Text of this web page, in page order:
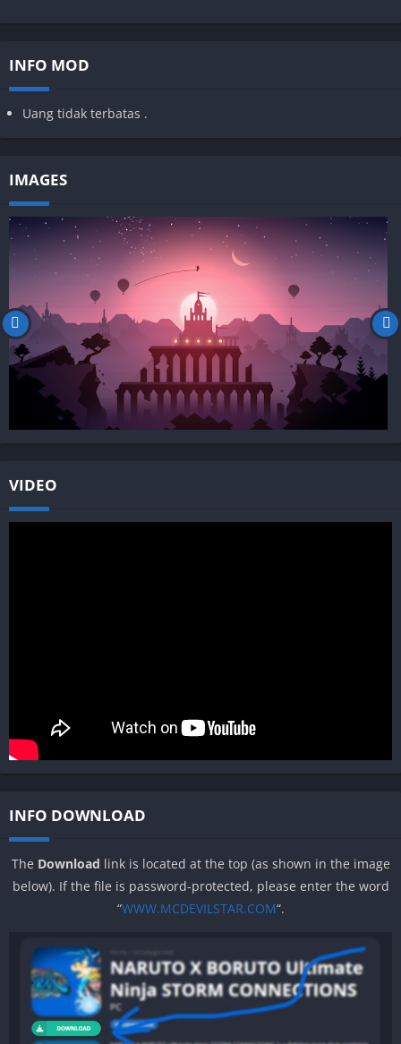
INFO MOD
Uang tidak terbatas .
IMAGES
VIDEO
INFO DOWNLOAD
The Download link is located at the top (as shown in the image
below). If the file is password-protected, please enter the word
“WWW.MCDEVILSTAR.COM“.